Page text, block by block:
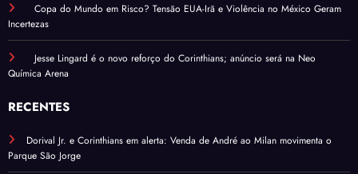
Copa do Mundo em Risco? Tensão EUA-Irã e Violência no México Geram
Incertezas
Jesse Lingard é o novo reforço do Corinthians; anúncio será na Neo
Química Arena
RECENTES
Dorival Jr. e Corinthians em alerta: Venda de André ao Milan movimenta o
Parque São Jorge